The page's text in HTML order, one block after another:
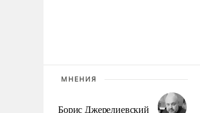
МНЕНИЯ
Борис Джерелиевский